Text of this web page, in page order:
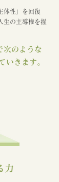
体性」を回復
生の主導権を握
次のような
いきます。
力